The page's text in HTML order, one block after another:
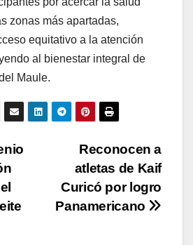
zonas más apartadas,
equitativo a la atención
al bienestar integral de
Maule.
Reconocen a
atletas de Kaif
Curicó por logro
Panamericano